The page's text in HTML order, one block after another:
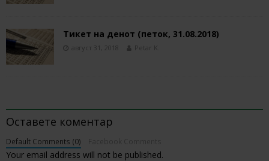
Тикет на денот (петок, 31.08.2018)
август 31, 2018 Petar K.
Оставете коментар
Default Comments (0)
Your email address will not be published.